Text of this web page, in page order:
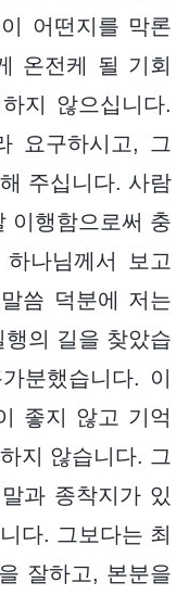
어떤지를 막론
온전케 될 기회
지 않으십니다.
요구하시고, 그
주십니다. 사람
이행함으로써 충
나님께서 보고
씀 덕분에 저는
의 길을 찾았습
분했습니다. 이
좋지 않고 기억
지 않습니다. 그
과 종착지가 있
다. 그보다는 최
잘하고, 본분을